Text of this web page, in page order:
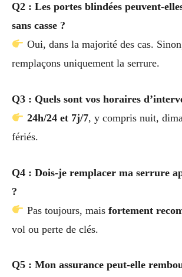
Q2 : Les portes blindées peuvent-
sans casse ?
Oui, dans la majorité des cas.
remplaçons uniquement la serrure.
Q3 : Quels sont vos horaires
24h/24 et 7j/7, y compris nuit,
fériés.
Q4 : Dois-je remplacer ma serrure
?
Pas toujours, mais fortement
vol ou perte de clés.
Q5 : Mon assurance peut-elle